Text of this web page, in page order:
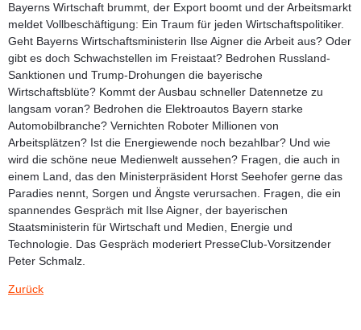
Bayerns Wirtschaft brummt, der Export boomt und der Arbeitsmarkt
meldet Vollbeschäftigung: Ein Traum für jeden Wirtschaftspolitiker.
Geht Bayerns Wirtschaftsministerin Ilse Aigner die Arbeit aus? Oder
gibt es doch Schwachstellen im Freistaat? Bedrohen Russland-
Sanktionen und Trump-Drohungen die bayerische
Wirtschaftsblüte? Kommt der Ausbau schneller Datennetze zu
langsam voran? Bedrohen die Elektroautos Bayern starke
Automobilbranche? Vernichten Roboter Millionen von
Arbeitsplätzen? Ist die Energiewende noch bezahlbar? Und wie
wird die schöne neue Medienwelt aussehen? Fragen, die auch in
einem Land, das den Ministerpräsident Horst Seehofer gerne das
Paradies nennt, Sorgen und Ängste verursachen. Fragen, die ein
spannendes Gespräch mit Ilse Aigner, der bayerischen
Staatsministerin für Wirtschaft und Medien, Energie und
Technologie. Das Gespräch moderiert PresseClub-Vorsitzender
Peter Schmalz.
Zurück